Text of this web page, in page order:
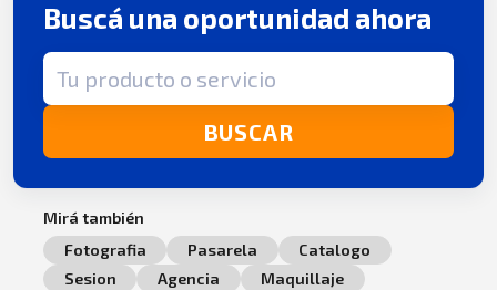
Buscá una oportunidad ahora
Término de búsqueda
BUSCAR
Mirá también
Fotografia
Pasarela
Catalogo
Sesion
Agencia
Maquillaje